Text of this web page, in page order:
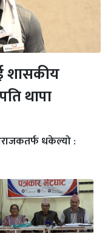
शासकीय
थापा
धकेल्यो :